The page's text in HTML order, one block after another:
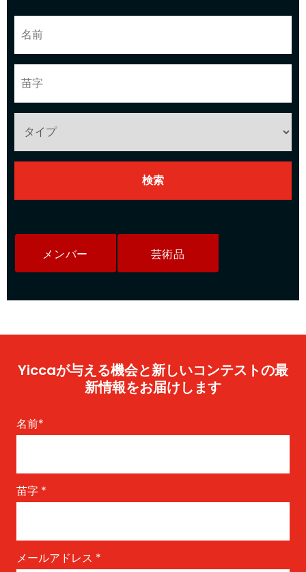
メンバー 芸術品
Yiccaが与える機会と新しいコンテストの最
新情報をお届けします
名前*
苗字 *
メールアドレス *